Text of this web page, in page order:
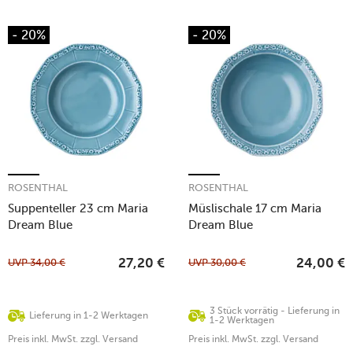
- 20%
Suppenteller 23 cm Maria
Dream Blue
ROSENTHAL
Lieferung in 1-2 Werktagen
UVP34,00 € 27,20 €
Preis inkl. MwSt. zzgl. Versand
- 20%
Müslischale 17 cm Maria
Dream Blue
ROSENTHAL
3 Stück vorrätig - Lieferung in
1-2 Werktagen
UVP30,00 € 24,00 €
Preis inkl. MwSt. zzgl. Versand